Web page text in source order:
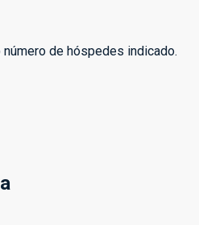
de hóspedes indicado.